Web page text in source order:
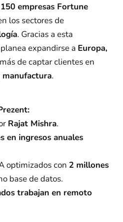
150 empresas Fortune
los sectores de
. Gracias a esta
expandirse a Europa,
de captar clientes en
manufactura.
Rajat Mishra.
en ingresos anuales
optimizados con 2 millones
base de datos.
trabajan en remoto